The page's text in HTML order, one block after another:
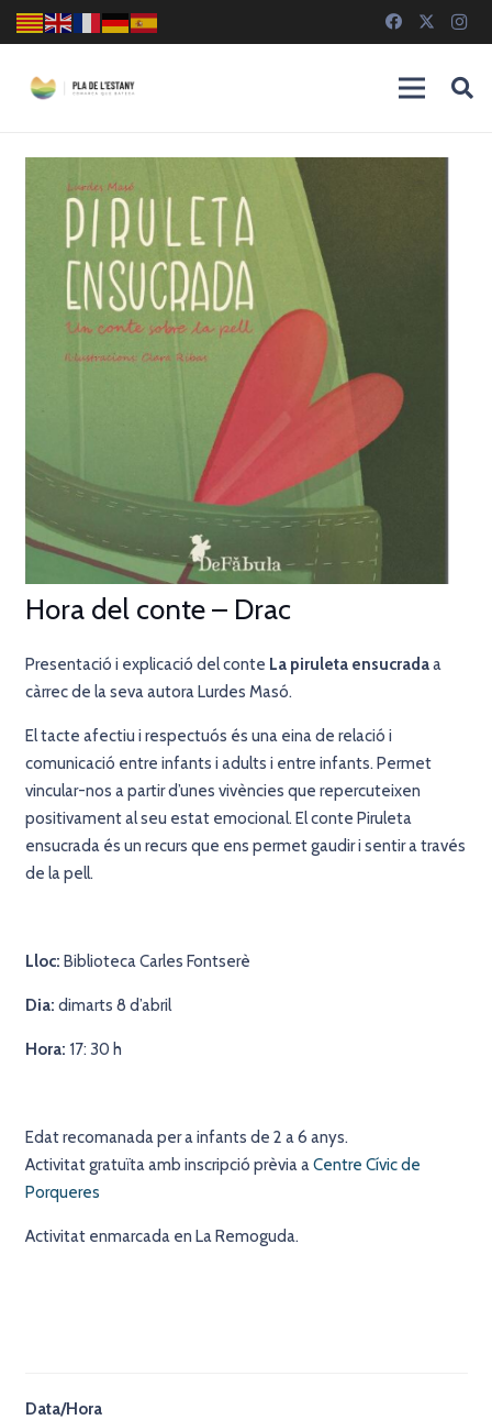
Hora del conte – Drac
Presentació i explicació del conte La piruleta ensucradaa
càrrec de la seva autora Lurdes Masó.
El tacte afectiu i respectuós és una eina de relació i
comunicació entre infants i adults i entre infants. Permet
vincular-nos a partir d’unes vivències que repercuteixen
positivament al seu estat emocional. El conte Piruleta
ensucrada és un recurs que ens permet gaudir i sentir a través
de la pell.
Lloc: Biblioteca Carles Fontserè
Dia: dimarts 8 d’abril
Hora: 17: 30 h
Edat recomanada per a infants de 2 a 6 anys.
Activitat gratuïta amb inscripció prèvia aCentre Cívic de
Porqueres
Activitat enmarcada en La Remoguda.
Data/Hora